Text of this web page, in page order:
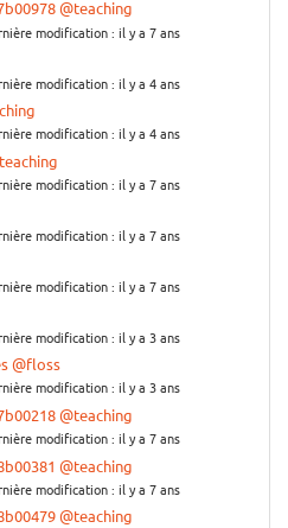
@teaching
modification : il y a 7 ans
modification : il y a 4 ans
modification : il y a 4 ans
modification : il y a 7 ans
modification : il y a 7 ans
modification : il y a 7 ans
modification : il y a 3 ans
@floss
modification : il y a 3 ans
@teaching
modification : il y a 7 ans
@teaching
modification : il y a 7 ans
@teaching